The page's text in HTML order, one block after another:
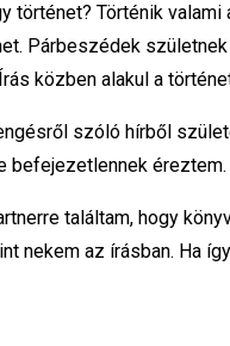
történet? Történik
Párbeszédek
közben alakul a
szóló hírből
találtam, hogy
nekem az írásban. Ha